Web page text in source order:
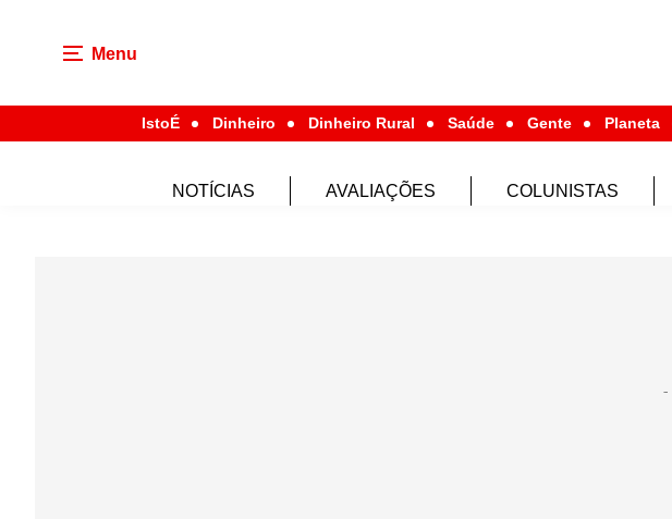
Menu
IstoÉ Dinheiro Dinheiro Rural Saúde Gente Planeta
NOTÍCIAS AVALIAÇÕES COLUNISTAS